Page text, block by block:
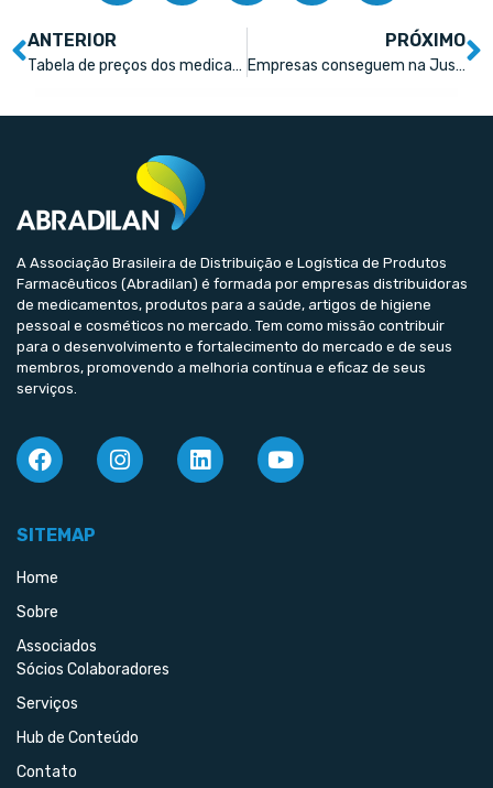
ANTERIOR
Tabela de preços dos medicamentos – CMED x revistas especializadas
PRÓXIMO
Empresas conseguem na Justiça ajuste do prazo de patente
A Associação Brasileira de Distribuição e Logística de Produtos
Farmacêuticos (Abradilan) é formada por empresas distribuidoras
de medicamentos, produtos para a saúde, artigos de higiene
pessoal e cosméticos no mercado. Tem como missão contribuir
para o desenvolvimento e fortalecimento do mercado e de seus
membros, promovendo a melhoria contínua e eficaz de seus
serviços.
SITEMAP
Home
Sobre
Associados
Sócios Colaboradores
Serviços
Hub de Conteúdo
Contato